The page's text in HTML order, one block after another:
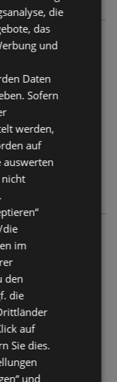
01.08.2026
mehr gültig
01.08.2026
die
das
und
Daten
Sofern
werden,
auf
auswerten
die
im
den
die
auf
Sie dies.
und